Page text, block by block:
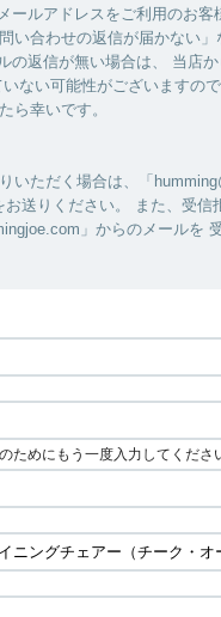
ールアドレスをご利用のお
い合わせの返信が届かない
の返信が無い場合は、 当店
ない可能性がございますの
ら幸いです。
いただく場合は、「
お送りください。 また、受
」からのメールを
ためにもう一度入力してくださ